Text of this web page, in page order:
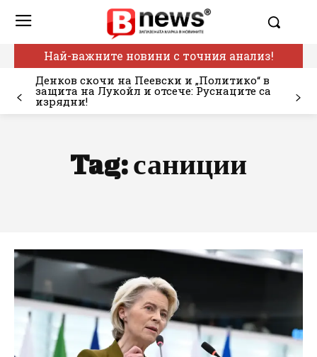
Най-важните новини с точния анализ!
Денков скочи на Пеевски и „Политико“ в
защита на Лукойл и отсече: Руснаците са
изрядни!
Tag:саниции